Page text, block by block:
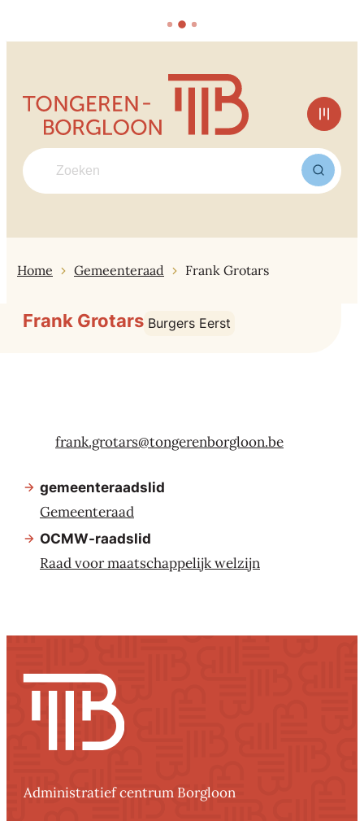
Waarmee kunnen we jou helpen?
Home Gemeenteraad Frank Grotars
Frank Grotars Burgers Eerst
E-mailfrank.grotars@tongerenborgloon.be
gemeenteraadslid
Gemeenteraad
OCMW-raadslid
Raad voor maatschappelijk welzijn
Contact
Administratief centrum Borgloon